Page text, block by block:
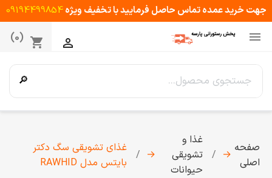
جهت خرید عمده تماس حاصل فرمایید با تخفیف ویژه09194499854

shopping_cart
(0) 
🔎
صفحه
اصلی
→
غذا و
تشویقی
حیوانات
→
غذای تشویقی سگ دکتر
بایتس مدل RAWHID